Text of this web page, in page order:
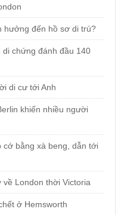
hưởng đến hồ sơ di trú?
di chứng đánh đầu 140
di cư tới Anh
khiến nhiều người
cớ bằng xà beng, dẫn tới
London thời Victoria
ở Hemsworth